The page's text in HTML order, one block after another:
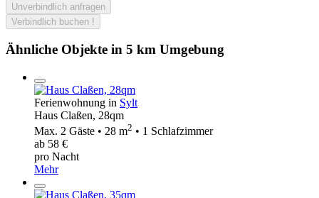
Unverbindlich anfragen
Verbindlich buchen !
Ähnliche Objekte in 5 km Umgebung
Ferienwohnung in Sylt
Haus Claßen, 28qm
Max. 2 Gäste • 28 m2 • 1 Schlafzimmer
ab 58 €
pro Nacht
Mehr